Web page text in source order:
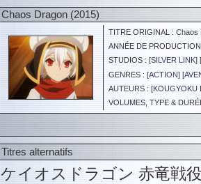
Chaos Dragon (2015)
TITRE ORIGINAL :
ANNÉE DE
STUDIOS : [SILVER LINK] [
GENRES : [ACTION] [
AUTEURS : [KOUGYOKU
VOLUMES, TYPE &
Titres alternatifs
ケイオスドラゴン 赤竜戦